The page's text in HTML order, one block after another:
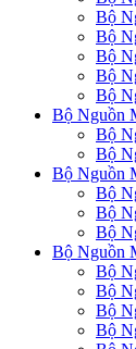
Bộ
Bộ
Bộ
Bộ
Bộ
Bộ Nguồn
Bộ
Bộ
Bộ Nguồn
Bộ
Bộ
Bộ
Bộ Nguồn
Bộ
Bộ
Bộ
Bộ